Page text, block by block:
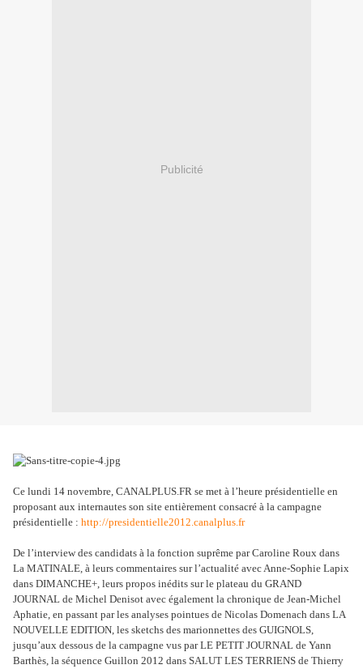
Publicité
Ce lundi 14 novembre, CANALPLUS.FR se met à l’heure présidentielle en
proposant aux internautes son site entièrement consacré à la campagne
présidentielle : http://presidentielle2012.canalplus.fr
De l’interview des candidats à la fonction suprême par Caroline Roux dans
La MATINALE, à leurs commentaires sur l’actualité avec Anne-Sophie Lapix
dans DIMANCHE+, leurs propos inédits sur le plateau du GRAND
JOURNAL de Michel Denisot avec également la chronique de Jean-Michel
Aphatie, en passant par les analyses pointues de Nicolas Domenach dans LA
NOUVELLE EDITION, les sketchs des marionnettes des GUIGNOLS,
jusqu’aux dessous de la campagne vus par LE PETIT JOURNAL de Yann
Barthès, la séquence Guillon 2012 dans SALUT LES TERRIENS de Thierry